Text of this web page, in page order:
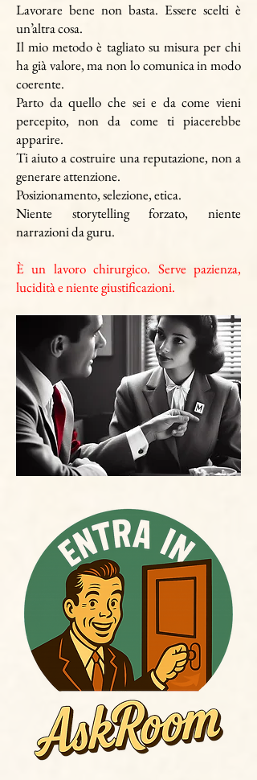
Lavorare bene non basta. Essere scelti è
un’altra cosa.
Il mio metodo è tagliato su misura per chi
ha già valore, ma non lo comunica in modo
coerente.
Parto da quello che sei e da come vieni
percepito, non da come ti piacerebbe
apparire.
Ti aiuto a costruire una reputazione, non a
generare attenzione.
Posizionamento, selezione, etica.
Niente storytelling forzato, niente
narrazioni da guru.
È un lavoro chirurgico. Serve pazienza,
lucidità e niente giustificazioni.